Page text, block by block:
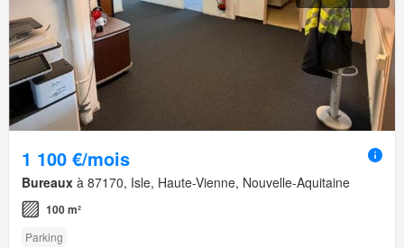
1 100 €/mois
Bureaux à 87170, Isle, Haute-Vienne, Nouvelle-Aquitaine
100 m²
Parking